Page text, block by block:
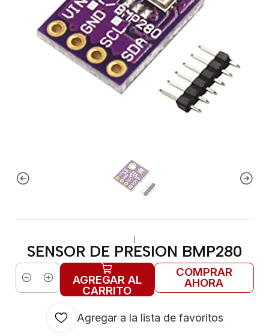
|
SENSOR DE PRESION BMP280
Cantidad AGREGAR AL
CARRITO
COMPRAR
AHORA
Agregar a la lista de favoritos